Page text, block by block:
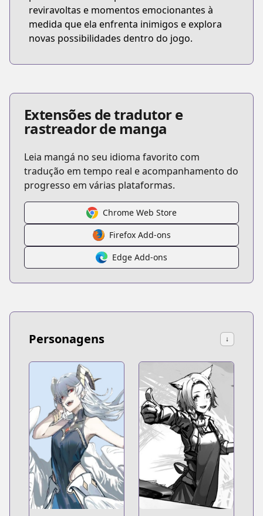
reviravoltas e momentos emocionantes à
medida que ela enfrenta inimigos e explora
novas possibilidades dentro do jogo.
Extensões de tradutor e
rastreador de manga
Leia mangá no seu idioma favorito com
tradução em tempo real e acompanhamento do
progresso em várias plataformas.
Chrome Web Store
Firefox Add-ons
Edge Add-ons
Personagens ↓